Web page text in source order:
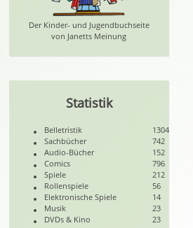
Der Kinder- und Jugendbuchseite
von Janetts Meinung
Statistik
Belletristik
1304
Sachbücher
742
Audio-Bücher
152
Comics
796
Spiele
212
Rollenspiele
56
Elektronische Spiele
14
Musik
23
DVDs & Kino
23